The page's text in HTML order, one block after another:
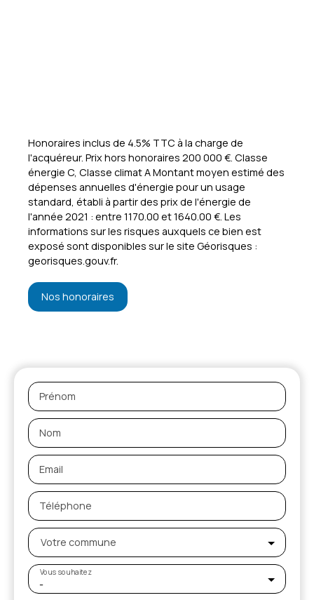
Honoraires inclus de 4.5% TTC à la charge de
l'acquéreur. Prix hors honoraires 200 000 €. Classe
énergie C, Classe climat A Montant moyen estimé des
dépenses annuelles d'énergie pour un usage
standard, établi à partir des prix de l'énergie de
l'année 2021 : entre 1170.00 et 1640.00 €. Les
informations sur les risques auxquels ce bien est
exposé sont disponibles sur le site Géorisques :
georisques.gouv.fr.
Nos honoraires
Prénom
Nom
Email
Téléphone
Votre commune
-
Vous souhaitez